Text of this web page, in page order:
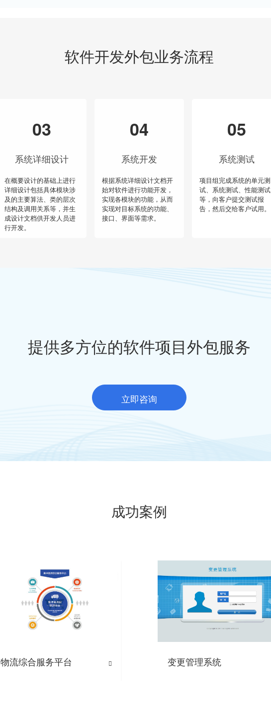
软件开发外包业务流程
03
系统详细设计
在概要设计的基础上进行
详细设计包括具体模块涉
及的主要算法、类的层次
结构及调用关系等，并生
成设计文档供开发人员进
行开发。
04
系统开发
根据系统详细设计文档开
始对软件进行功能开发，
实现各模块的功能，从而
实现对目标系统的功能、
接口、界面等需求。
05
系统测试
项目组完成系统的单元测
试、系统测试、性能测试
等，向客户提交测试报
告，然后交给客户试用。
提供多方位的软件项目外包服务
立即咨询
成功案例
物流综合服务平台 变更管理系统